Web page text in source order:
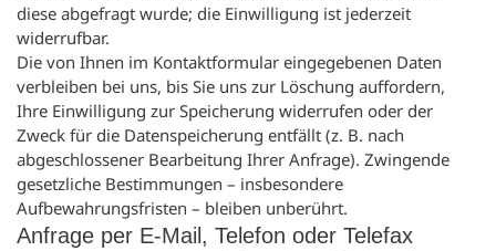
diese abgefragt wurde; die Einwilligung ist jederzeit
widerrufbar.
Die von Ihnen im Kontaktformular eingegebenen Daten
verbleiben bei uns, bis Sie uns zur Löschung auffordern,
Ihre Einwilligung zur Speicherung widerrufen oder der
Zweck für die Datenspeicherung entfällt (z. B. nach
abgeschlossener Bearbeitung Ihrer Anfrage). Zwingende
gesetzliche Bestimmungen – insbesondere
Aufbewahrungsfristen – bleiben unberührt.
Anfrage per E-Mail, Telefon oder Telefax